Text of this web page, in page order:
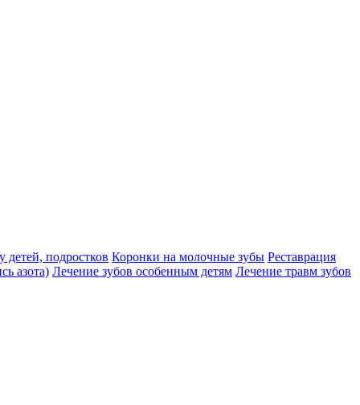
детей, подростков Коронки на молочные зубы Реставрация
азота) Лечение зубов особенным детям Лечение травм зубов